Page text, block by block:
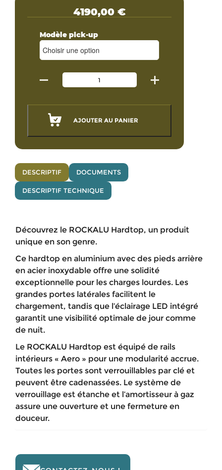
AJOUTER AU PANIER
Modèle pick-up
4190,00 €
DESCRIPTIF DOCUMENTS
DESCRIPTIF TECHNIQUE
Découvrez le ROCKALU Hardtop, un produit
unique en son genre.
Ce hardtop en aluminium avec des pieds arrière
en acier inoxydable offre une solidité
exceptionnelle pour les charges lourdes. Les
grandes portes latérales facilitent le
chargement, tandis que l’éclairage LED intégré
garantit une visibilité optimale de jour comme
de nuit.
Le ROCKALU Hardtop est équipé de rails
intérieurs « Aero » pour une modularité accrue.
Toutes les portes sont verrouillables par clé et
peuvent être cadenassées. Le système de
verrouillage est étanche et l’amortisseur à gaz
assure une ouverture et une fermeture en
douceur.